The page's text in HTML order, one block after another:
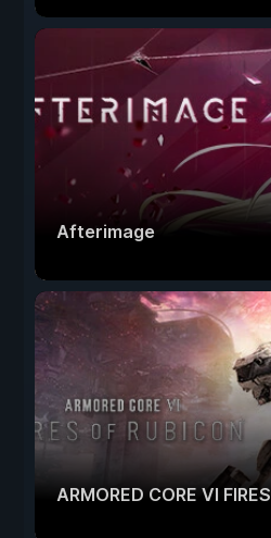
Afterimage
ARMORED CORE VI